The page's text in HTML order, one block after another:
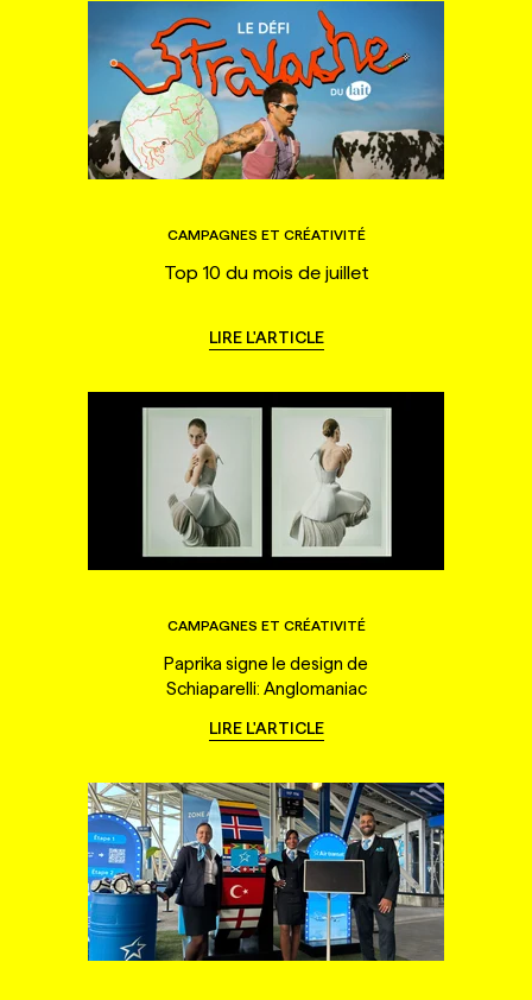
CAMPAGNES ET CRÉATIVITÉ
Top 10 du mois de juillet
LIRE L'ARTICLE
CAMPAGNES ET CRÉATIVITÉ
Paprika signe le design de
Schiaparelli: Anglomaniac
LIRE L'ARTICLE